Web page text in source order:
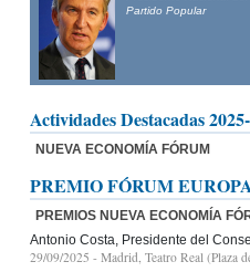
Partido Popular
Actividades Destacadas
NUEVA ECONOMÍA FÓRUM
PREMIO FÓRUM
PREMIOS NUEVA ECONOMÍA
Antonio Costa, Presidente del
29/09/2025 - Madrid, Teatro Real (Plaza